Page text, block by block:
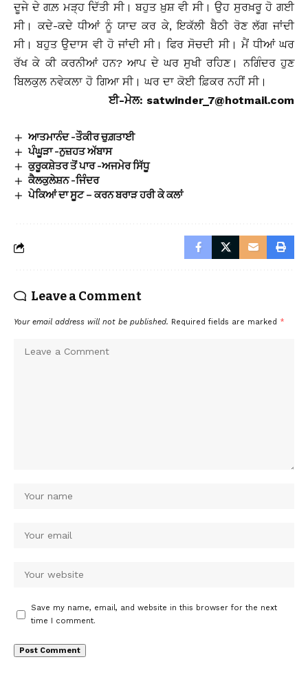
ਦੂਜੇ ਦੇ ਗਲ਼ ਮੜ੍ਹ ਦਿੱਤੀ ਸੀ। ਬਹੁਤ ਖ਼ੁਸ਼ ਵੀ ਸੀ। ਉਹ ਸੁਰਖ਼ਰੂ ਹੋ ਗਈ
ਸੀ। ਕਦੇ-ਕਦੇ ਧੀਆਂ ਨੂੰ ਯਾਦ ਕਰ ਕੇ, ਇਕੱਲੀ ਬੈਠੀ ਰੋਣ ਲੱਗ ਜਾਂਦੀ
ਸੀ। ਬਹੁਤ ਉਦਾਸ ਵੀ ਹੋ ਜਾਂਦੀ ਸੀ। ਫਿਰ ਸੋਚਦੀ ਸੀ। ਮੈਂ ਧੀਆਂ ਘਰ
ਰੱਖ ਕੇ ਕੀ ਕਰਨੀਆਂ ਹਨ? ਆਪ ਦੇ ਘਰ ਸੁਖੀ ਰਹਿਣ। ਨਗਿੰਦਰ ਹੁਣ
ਬਿਲਕੁਲ ਨਵੇਕਲਾ ਹੋ ਗਿਆ ਸੀ। ਘਰ ਦਾ ਕੋਈ ਫ਼ਿਕਰ ਨਹੀਂ ਸੀ।
ਈ-ਮੇਲ: satwinder_7@hotmail.com
ਆਤਮਾਨੰਦ -ਤੌਕੀਰ ਚੁਗ਼ਤਾਈ
ਪੰਘੂੜਾ -ਨੁਜ਼ਹਤ ਅੱਬਾਸ
ਕੁਰੂਕਸ਼ੇਤਰ ਤੋਂ ਪਾਰ -ਅਜਮੇਰ ਸਿੱਧੂ
ਕੈਲਕੁਲੇਸ਼ਨ -ਜਿੰਦਰ
ਪੇਕਿਆਂ ਦਾ ਸੂਟ – ਕਰਨ ਬਰਾੜ ਹਰੀ ਕੇ ਕਲਾਂ
Leave a Comment
Your email address will not be published. Required fields are marked *
Save my name, email, and website in this browser for the next
time I comment.